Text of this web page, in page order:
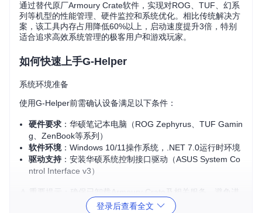
通过替代原厂Armoury Crate软件，实现对ROG、TUF、幻系
列等机型的性能管理、硬件监控和系统优化。相比传统解决方
案，该工具内存占用降低60%以上，启动速度提升3倍，特别
适合追求高效系统管理的极客用户和游戏玩家。
如何快速上手G-Helper
系统环境准备
使用G-Helper前需确认设备满足以下条件：
硬件要求 ：华硕笔记本电脑（ROG Zephyrus、TUF Gamin
g、ZenBook等系列）
软件环境：Windows 10/11操作系统，.NET 7.0运行时环境
驱动支持 ：安装华硕系统控制接口驱动（ASUS System Co
ntrol Interface v3）
⚠️ 重要提示：确保已卸载Armoury Crate及相关服务，避免进
程冲突导致功能异常。登录后查看全文